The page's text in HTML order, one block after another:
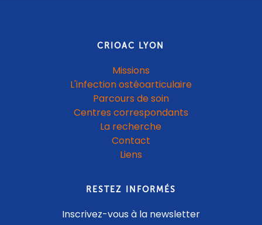
CRIOAC LYON
Missions
L'infection ostéoarticulaire
Parcours de soin
Centres correspondants
La recherche
Contact
Liens
RESTEZ INFORMÉS
Inscrivez-vous à la newsletter